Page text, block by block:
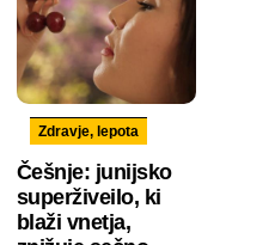
Zdravje, lepota
Češnje: junijsko
superživeilo, ki
blaži vnetja,